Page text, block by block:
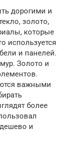
дорогими и
золото,
которые
используется
и панелей.
Золото и
важными
более
и